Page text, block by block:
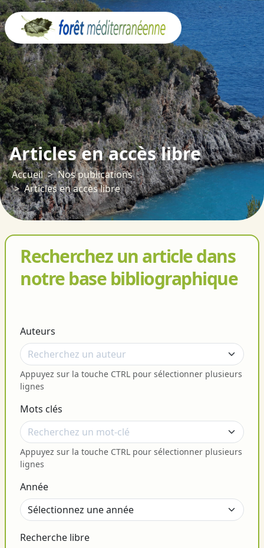
Articles en accès libre
Accueil
Nos publications
Articles en accès libre
Recherchez un article dans
notre base bibliographique
Auteurs
Appuyez sur la touche CTRL pour sélectionner plusieurs
lignes
Mots clés
Appuyez sur la touche CTRL pour sélectionner plusieurs
lignes
Année
Recherche libre
Panneau de gestion des cookies